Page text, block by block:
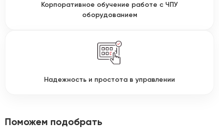
Корпоративное обучение работе с ЧПУ
оборудованием
Надежность и простота в управлении
Поможем подобрать